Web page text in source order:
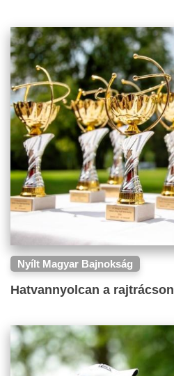
Nyílt Magyar Bajnokság
Hatvannyolcan a rajtrácson